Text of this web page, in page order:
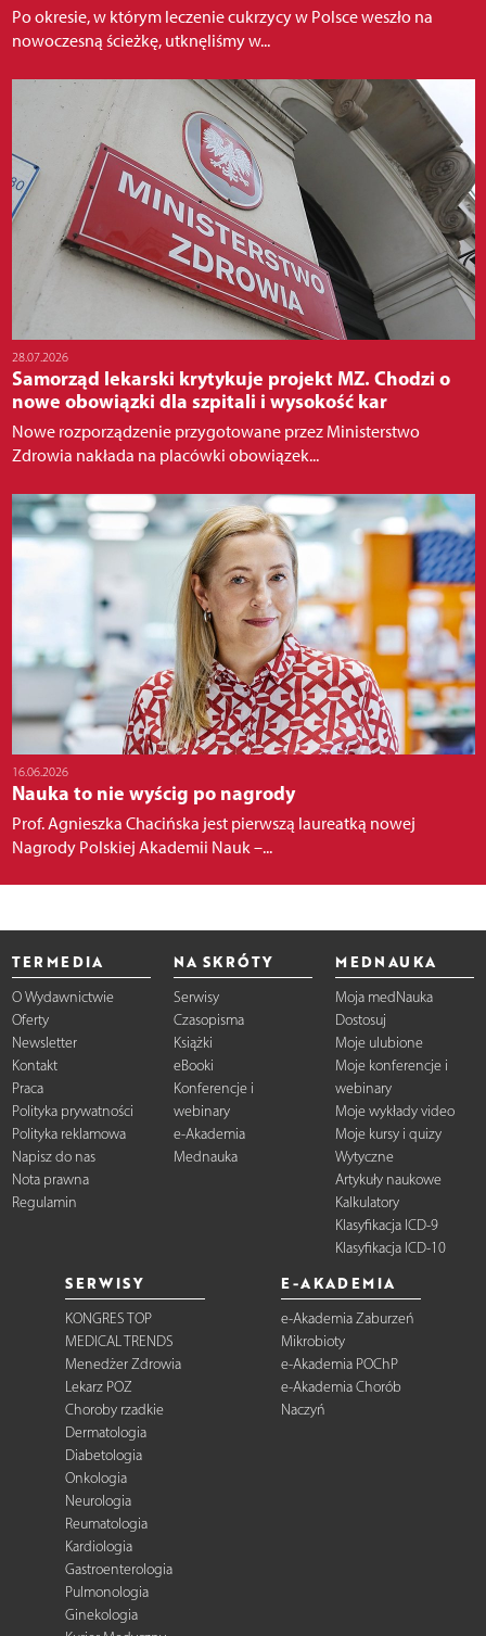
Po okresie, w którym leczenie cukrzycy w Polsce weszło na
nowoczesną ścieżkę, utknęliśmy w...
28.07.2026
Samorząd lekarski krytykuje projekt MZ. Chodzi o
nowe obowiązki dla szpitali i wysokość kar
Nowe rozporządzenie przygotowane przez Ministerstwo
Zdrowia nakłada na placówki obowiązek...
16.06.2026
Nauka to nie wyścig po nagrody
Prof. Agnieszka Chacińska jest pierwszą laureatką nowej
Nagrody Polskiej Akademii Nauk –...
TERMEDIA
O Wydawnictwie
Oferty
Newsletter
Kontakt
Praca
Polityka prywatności
Polityka reklamowa
Napisz do nas
Nota prawna
Regulamin
NA SKRÓTY
Serwisy
Czasopisma
Książki
eBooki
Konferencje i
webinary
e-Akademia
Mednauka
MEDNAUKA
Moja medNauka
Dostosuj
Moje ulubione
Moje konferencje i
webinary
Moje wykłady video
Moje kursy i quizy
Wytyczne
Artykuły naukowe
Kalkulatory
Klasyfikacja ICD-9
Klasyfikacja ICD-10
SERWISY
KONGRES TOP
MEDICAL TRENDS
Menedżer Zdrowia
Lekarz POZ
Choroby rzadkie
Dermatologia
Diabetologia
Onkologia
Neurologia
Reumatologia
Kardiologia
Gastroenterologia
Pulmonologia
Ginekologia
E-AKADEMIA
e-Akademia Zaburzeń
Mikrobioty
e-Akademia POChP
e-Akademia Chorób
Naczyń